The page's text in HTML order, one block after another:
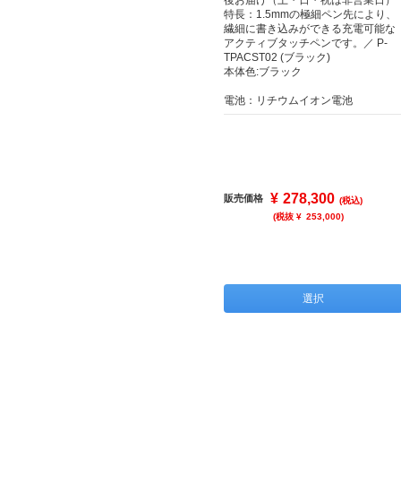
特長：1.5mmの極細ペン先により、
繊細に書き込みができる充電可能な
アクティブタッチペンです。／ P-
TPACST02 (ブラック)
本体色:ブラック
電池：リチウムイオン電池
販売価格 ¥ 278,300 (税込)
(税抜 ¥ 253,000)
選択